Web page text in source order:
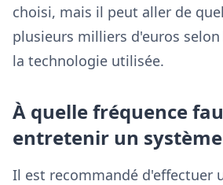
choisi, mais il peut aller de
plusieurs milliers d'euros
la technologie utilisée.
À quelle fréquence
entretenir un système
Il est recommandé d'effectuer